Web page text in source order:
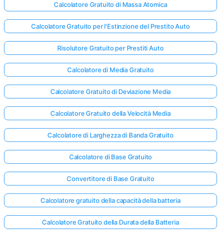
Calcolatore Gratuito di Massa Atomica
Calcolatore Gratuito per l'Estinzione del Prestito Auto
Risolutore Gratuito per Prestiti Auto
Calcolatore di Media Gratuito
Calcolatore Gratuito di Deviazione Media
Calcolatore Gratuito della Velocità Media
Calcolatore di Larghezza di Banda Gratuito
Calcolatore di Base Gratuito
Convertitore di Base Gratuito
Calcolatore gratuito della capacità della batteria
Calcolatore Gratuito della Durata della Batteria